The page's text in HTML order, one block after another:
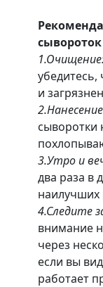
и
сыворотки
3.Утро и
два раза в
наилучших
4.Следите
внимание
через
если вы
работает